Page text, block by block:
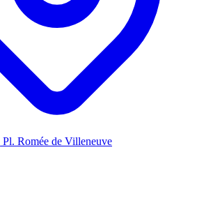
Pl. Romée de Villeneuve